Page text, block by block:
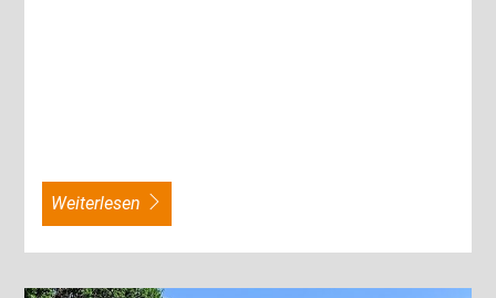
weiterlesen